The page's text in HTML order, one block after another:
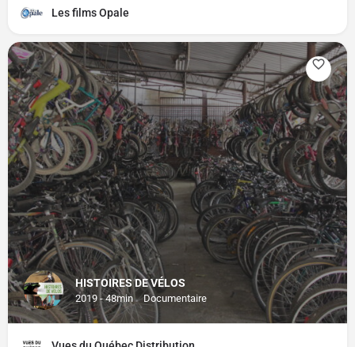
Les films Opale
HISTOIRES DE VÉLOS
2019 - 48min Documentaire